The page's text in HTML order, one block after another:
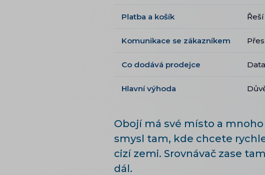
Platba a košík
Komunikace se zákazníkem
Co dodává prodejce
Hlavní výhoda
Obojí má své místo a
smysl tam, kde chcete
cizí zemi. Srovnávač zase
dál.